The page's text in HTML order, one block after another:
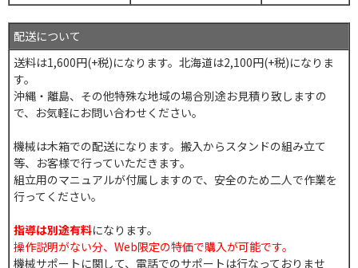
配送について
送料は1,600円(+税)になります。北海道は2,100円(+税)になりま
す。
沖縄・離島、その他特殊な地域の場合別途お見積り致しますの
で、お気軽にお問い合わせください。
機械は木箱での配送になります。搬入からスタンドの組み立て
等、お客様で行っていただきます。
組立用のマニュアルが付属しますので、安全のため二人で作業を
行ってください。
指導は別途有料になります。
操作説明がない分、Web限定の特価で購入が可能です。
機械サポートに関して、電話でのサポートは行なっておりませ